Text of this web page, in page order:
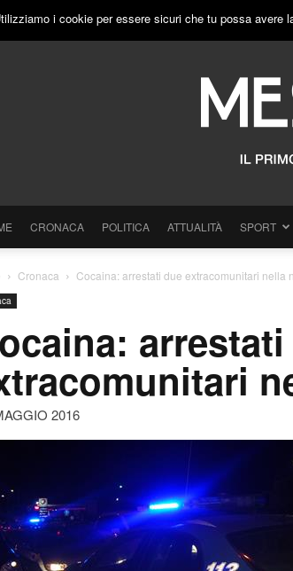
8 AGOSTO 2026 PUBBLICITÀ
CRONACA POLITICA ATTUALITÀ SPORT
Cronaca Cocaina: arrestati due extracomunitari nella
2016
i cookie per essere sicuri che tu possa